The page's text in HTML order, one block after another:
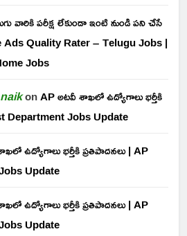
వారికి పరీక్ష లేకుండా ఇంటి నుండి పని చేసే
Quality Rater – Telugu Jobs |
Jobs
onAP అటవీ శాఖలో ఉద్యోగాలు భర్తీకి
Department Jobs Update
ఉద్యోగాలు భర్తీకి ప్రతిపాదనలు | AP
Update
ఉద్యోగాలు భర్తీకి ప్రతిపాదనలు | AP
Update